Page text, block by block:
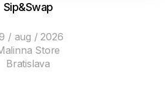
Sip&Swap
/ aug / 2026
Store
Bratislava